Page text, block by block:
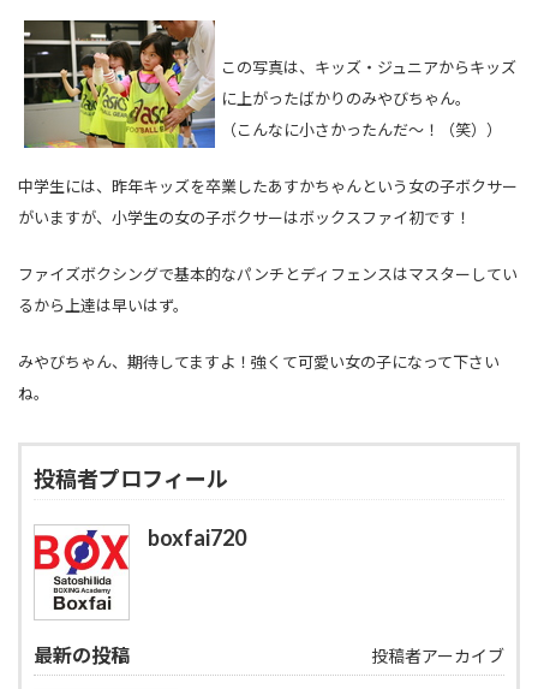
この写真は、キッズ・ジュニアからキッズ
に上がったばかりのみやびちゃん。
（こんなに小さかったんだ～！（笑））
中学生には、昨年キッズを卒業したあすかちゃんという女の子ボクサー
がいますが、小学生の女の子ボクサーはボックスファイ初です！
ファイズボクシングで基本的なパンチとディフェンスはマスターしてい
るから上達は早いはず。
みやびちゃん、期待してますよ！強くて可愛い女の子になって下さい
ね。
投稿者プロフィール
boxfai720
最新の投稿 投稿者アーカイブ